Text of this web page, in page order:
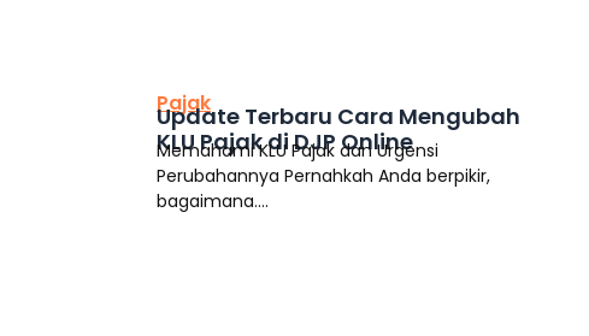
Pajak
Update Terbaru Cara Mengubah
KLU Pajak di DJP Online
Memahami KLU Pajak dan Urgensi
Perubahannya Pernahkah Anda berpikir,
bagaimana....